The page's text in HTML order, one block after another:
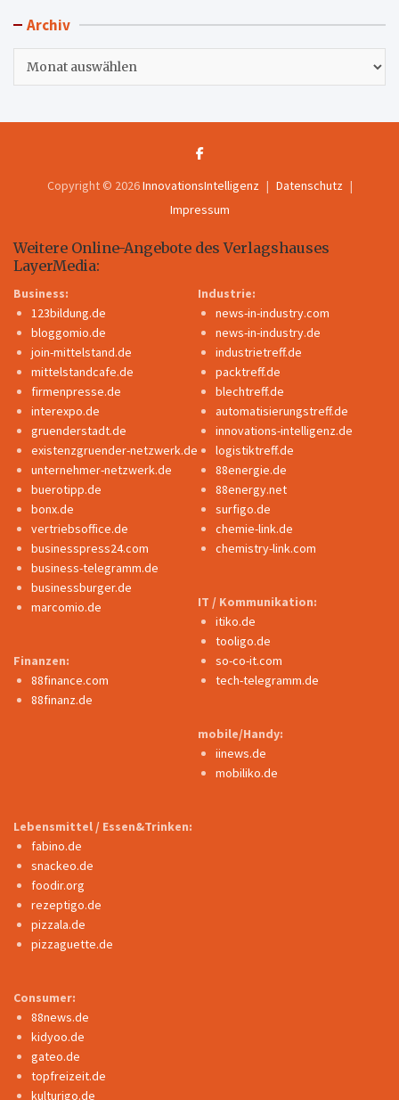
Archiv
Copyright © 2026InnovationsIntelligenz
Datenschutz
Impressum
Weitere Online-Angebote des Verlagshauses
LayerMedia:
Business:
123bildung.de
bloggomio.de
join-mittelstand.de
mittelstandcafe.de
firmenpresse.de
interexpo.de
gruenderstadt.de
existenzgruender-netzwerk.de
unternehmer-netzwerk.de
buerotipp.de
bonx.de
vertriebsoffice.de
businesspress24.com
business-telegramm.de
businessburger.de
marcomio.de
Finanzen:
88finance.com
88finanz.de
Industrie:
news-in-industry.com
news-in-industry.de
industrietreff.de
packtreff.de
blechtreff.de
automatisierungstreff.de
innovations-intelligenz.de
logistiktreff.de
88energie.de
88energy.net
surfigo.de
chemie-link.de
chemistry-link.com
IT / Kommunikation:
itiko.de
tooligo.de
so-co-it.com
tech-telegramm.de
mobile/Handy:
iinews.de
mobiliko.de
Lebensmittel / Essen&Trinken:
fabino.de
snackeo.de
foodir.org
rezeptigo.de
pizzala.de
pizzaguette.de
Consumer:
88news.de
kidyoo.de
gateo.de
topfreizeit.de
kulturigo.de